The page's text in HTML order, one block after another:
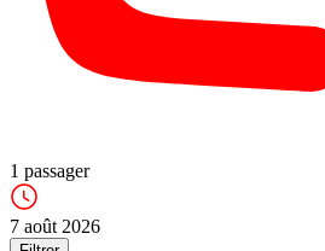
1 passager
7 août 2026